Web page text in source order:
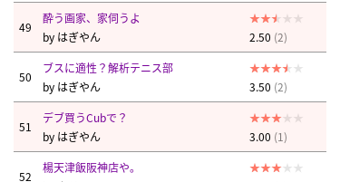
49
酔う画家、家伺うよ
by はぎやん 2.50 (2)
50
ブスに適性？解析テニス部
by はぎやん 3.50 (2)
51
デブ買うCubで？
by はぎやん 3.00 (1)
52
楊天津飯阪神店や。